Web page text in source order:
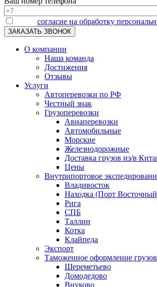
согласие на обработку
О компании
Наша команда
Достижения
Отзывы
Услуги
Автоперевозки по РФ
Честный знак
Грузоперевозки
Авиаперевозки
Автомобильные
Морские
Железнодорожные
Доставка грузов из/в
Цены
Внутрипортовое
Владивосток
Находка (Порт
Рига
СПБ
Таллин
Котка
Клайпеда
Экспорт
Таможенное оформление
Шереметьево
Домодедово
Внуково